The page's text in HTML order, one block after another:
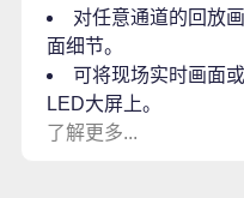
对任意通道的回放
面细节。
可将现场实时画面
LED大屏上。
了解更多...